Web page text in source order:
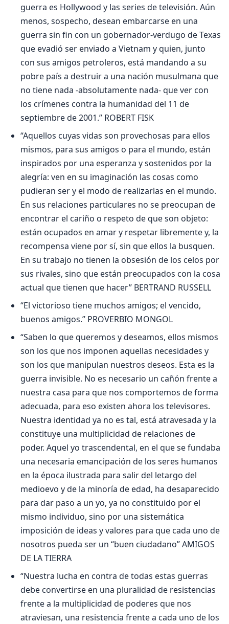
guerra es Hollywood y las series de televisión. Aún
menos, sospecho, desean embarcarse en una
guerra sin fin con un gobernador-verdugo de Texas
que evadió ser enviado a Vietnam y quien, junto
con sus amigos petroleros, está mandando a su
pobre país a destruir a una nación musulmana que
no tiene nada -absolutamente nada- que ver con
los crímenes contra la humanidad del 11 de
septiembre de 2001.” ROBERT FISK
“Aquellos cuyas vidas son provechosas para ellos
mismos, para sus amigos o para el mundo, están
inspirados por una esperanza y sostenidos por la
alegría: ven en su imaginación las cosas como
pudieran ser y el modo de realizarlas en el mundo.
En sus relaciones particulares no se preocupan de
encontrar el cariño o respeto de que son objeto:
están ocupados en amar y respetar libremente y, la
recompensa viene por sí, sin que ellos la busquen.
En su trabajo no tienen la obsesión de los celos por
sus rivales, sino que están preocupados con la cosa
actual que tienen que hacer” BERTRAND RUSSELL
“El victorioso tiene muchos amigos; el vencido,
buenos amigos.” PROVERBIO MONGOL
“Saben lo que queremos y deseamos, ellos mismos
son los que nos imponen aquellas necesidades y
son los que manipulan nuestros deseos. Esta es la
guerra invisible. No es necesario un cañón frente a
nuestra casa para que nos comportemos de forma
adecuada, para eso existen ahora los televisores.
Nuestra identidad ya no es tal, está atravesada y la
constituye una multiplicidad de relaciones de
poder. Aquel yo trascendental, en el que se fundaba
una necesaria emancipación de los seres humanos
en la época ilustrada para salir del letargo del
medioevo y de la minoría de edad, ha desaparecido
para dar paso a un yo, ya no constituido por el
mismo individuo, sino por una sistemática
imposición de ideas y valores para que cada uno de
nosotros pueda ser un “buen ciudadano” AMIGOS
DE LA TIERRA
“Nuestra lucha en contra de todas estas guerras
debe convertirse en una pluralidad de resistencias
frente a la multiplicidad de poderes que nos
atraviesan, una resistencia frente a cada uno de los